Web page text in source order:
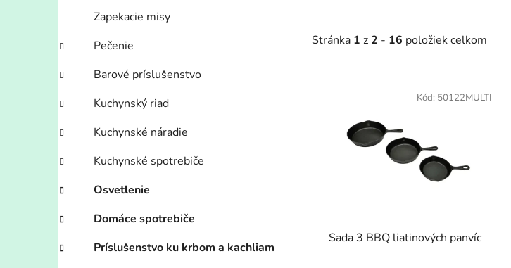
Zapekacie misy
Pečenie
Barové príslušenstvo
Kuchynský riad
Kuchynské náradie
Kuchynské spotrebiče
Osvetlenie
Domáce spotrebiče
Príslušenstvo ku krbom a kachliam
Stránka 1 z 2 - 16 položiek celkom
Sada 3 BBQ liatinových panvíc
Kód: 50122MULTI